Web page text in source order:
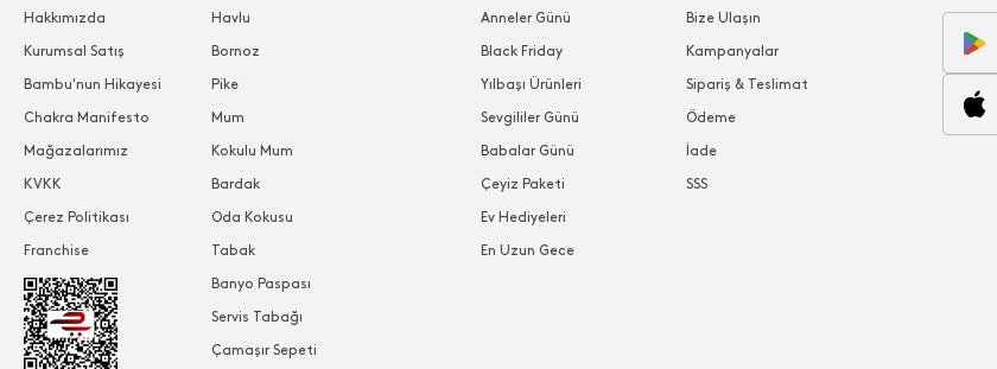
Havlu
Bornoz
Pike
Mum
Kokulu Mum
Bardak
Oda Kokusu
Tabak
Banyo Paspası
Servis Tabağı
Çamaşır Sepeti
Anneler Günü
Black Friday
Yılbaşı Ürünleri
Sevgililer Günü
Babalar Günü
Çeyiz Paketi
Ev Hediyeleri
En Uzun Gece
Hakkımızda
Kurumsal Satış
Bambu'nun Hikayesi
Chakra Manifesto
Mağazalarımız
KVKK
Çerez Politikası
Franchise
Bize Ulaşın
Kampanyalar
Sipariş & Teslimat
Ödeme
İade
SSS